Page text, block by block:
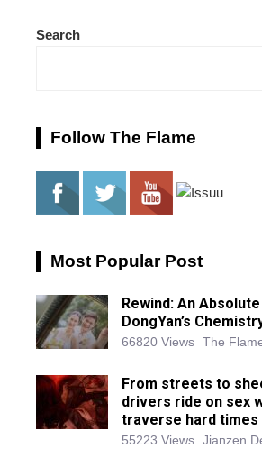
Search
Follow The Flame
Most Popular Post
Rewind: An
DongYan’s
66820 Views The
From streets to
drivers ride on sex
traverse hard times
55223 Views Jianzen